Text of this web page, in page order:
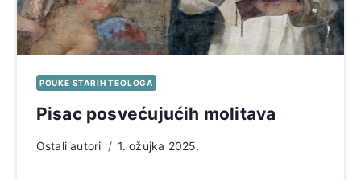
POUKE STARIH TEOLOGA
Pisac posvećujućih molitava
Ostali autori 1. ožujka 2025.